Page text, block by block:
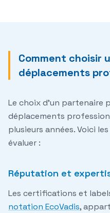
Comment choisir
déplacements
Le choix d'un partenaire
déplacements
plusieurs années. Voici
évaluer :
Réputation et
Les certifications et
notation EcoVadis,